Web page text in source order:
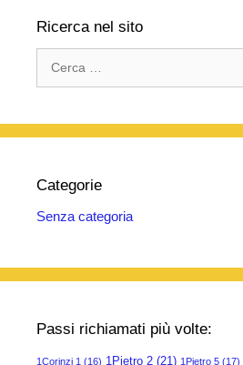
Ricerca nel sito
per:
Categorie
Senza categoria
Passi richiamati più volte:
1Corinzi 1 (16) 1Pietro 2 (21) 1Pietro 5 (17)